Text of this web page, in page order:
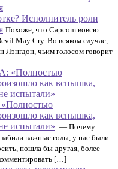
Исполнитель роли
Похоже, что Capcom вовсю
May Cry. Во всяком случае,
Лэнгдон, чьим голосом говорит
как вспышка,
испытали» — Почему
важные голы, у нас были
пошла бы другая, более
[…]